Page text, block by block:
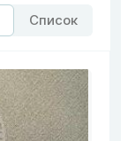
Список